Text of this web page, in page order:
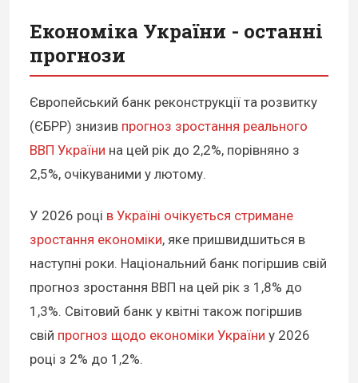
Економіка України - останні
прогнози
Європейський банк реконструкції та розвитку
(ЄБРР) знизив прогноз зростання реального
ВВП України на цей рік до 2,2%, порівняно з
2,5%, очікуваними у лютому.
У 2026 році в Україні очікується стримане
зростання економіки, яке пришвидшиться в
наступні роки. Національний банк погіршив свій
прогноз зростання ВВП на цей рік з 1,8% до
1,3%. Світовий банк у квітні також погіршив
свій прогноз щодо економіки України у 2026
році з 2% до 1,2%.